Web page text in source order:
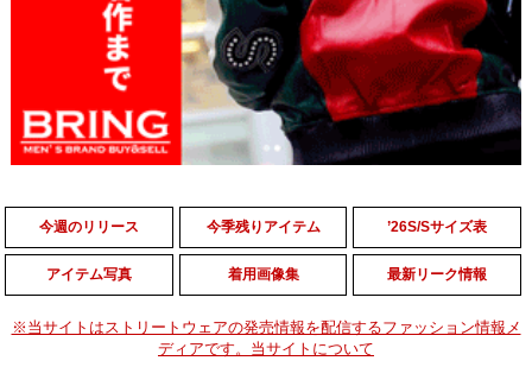
今週のリリース 今季残りアイテム ’26S/Sサイズ表
アイテム写真 着用画像集 最新リーク情報
※当サイトはストリートウェアの発売情報を配信するファッション情報メ
ディアです。当サイトについて